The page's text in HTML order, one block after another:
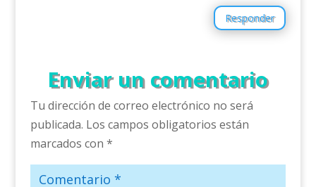
Responder
Enviar un comentario
Tu dirección de correo electrónico no será
publicada. Los campos obligatorios están
marcados con *